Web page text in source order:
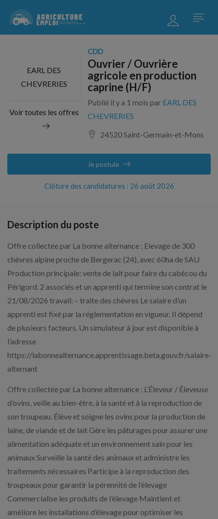
EARL DES
CHEVRERIES
Voir toutes les offres
CDD
Ouvrier / Ouvrière
agricole en production
caprine (H/F)
Publié il y a 1 mois par EARL DES
CHEVRERIES
24520 Saint-Germain-et-Mons
Clôture des candidatures : 26 août 2026
Je postule
Description du poste
Offre collectée par La bonne alternance : Elevage de 300
chèvres alpine proche de Bergerac (24), avec 60ha de SAU
Production principale: vente de lait pour faire du cabécou du
Périgord. 2 associés et un apprenti qui termine son contrat le
21/08/2026 travail: – traite des chèvres Le salaire d’un
apprenti est fixé par la réglementation en vigueur. Il dépend
de plusieurs facteurs. Un simulateur à jour est disponible à
l’adresse
https://labonnealternance.apprentissage.beta.gouv.fr/salaire-
alternant
Offre collectée par La bonne alternance : L’Éleveur / Éleveuse
d’ovins, veille au bien-être, à la santé et à la reproduction de
son troupeau. Élève et soigne les ovins pour la production de
laine, de viande et de lait Gère les pâturages pour assurer une
alimentation adéquate et un environnement sain pour les
animaux Surveille la santé des animaux et administre les
traitements nécessaires Participe à la reproduction des
troupeaux pour garantir la pérennité de l’élevage
Commercialise les produits de l’élevage Maintient et
améliore les installations d’élevage pour optimiser les